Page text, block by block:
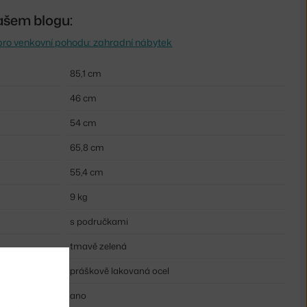
blogu:
venkovní pohodu: zahradní nábytek
85,1 cm
46 cm
54 cm
65,8 cm
55,4 cm
9 kg
s područkami
tmavě zelená
práškově lakovaná ocel
ano